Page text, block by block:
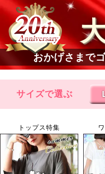
おかげさまで
サイズで選ぶ
トップス特集